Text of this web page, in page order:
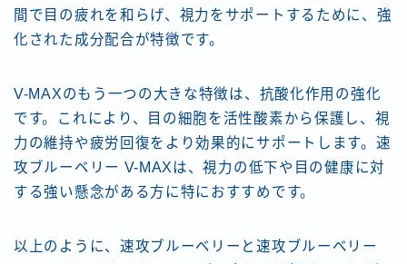
間で目の疲れを和らげ、視力をサポートするために、強
化された成分配合が特徴です。
V-MAXのもう一つの大きな特徴は、抗酸化作用の強化
です。これにより、目の細胞を活性酸素から保護し、視
力の維持や疲労回復をより効果的にサポートします。速
攻ブルーベリー V-MAXは、視力の低下や目の健康に対
する強い懸念がある方に特におすすめです。
以上のように、速攻ブルーベリーと速攻ブルーベリー